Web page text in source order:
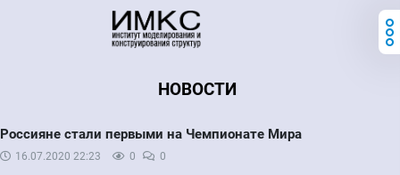
НОВОСТИ
Россияне стали первыми на Чемпионате Мира
16.07.2020 22:23 0 0